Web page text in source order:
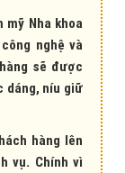
Nha khoa
nghệ và
sẽ được
dáng, níu giữ
hàng lên
vụ. Chính vì